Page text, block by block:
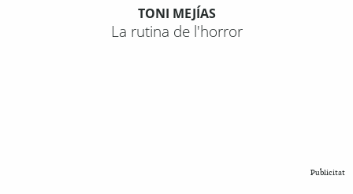
TONI MEJÍAS
La rutina de l'horror
Publicitat